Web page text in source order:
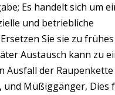
Es handelt sich um
und betriebliche
Sie sie zu frühes
Austausch kann zu
Ausfall der Raupenkette
und Müßiggänger, Dies